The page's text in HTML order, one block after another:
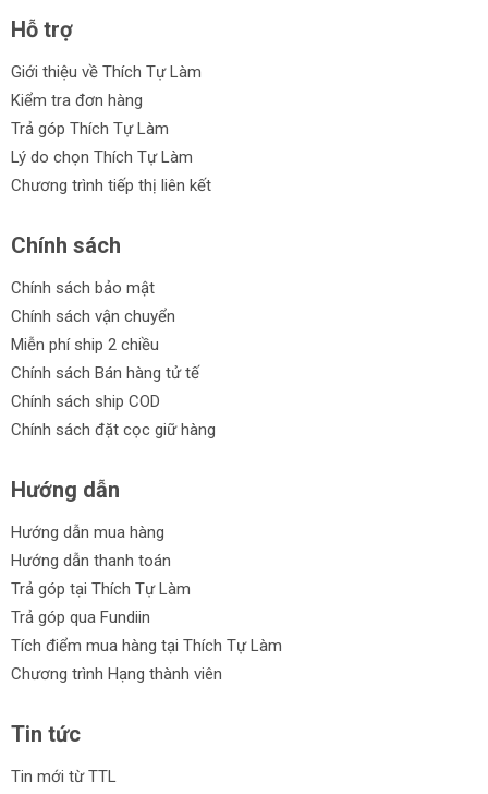
Hỗ trợ
Giới thiệu về Thích Tự Làm
Kiểm tra đơn hàng
Trả góp Thích Tự Làm
Lý do chọn Thích Tự Làm
Chương trình tiếp thị liên kết
Chính sách
Chính sách bảo mật
Chính sách vận chuyển
Miễn phí ship 2 chiều
Chính sách Bán hàng tử tế
Chính sách ship COD
Chính sách đặt cọc giữ hàng
Hướng dẫn
Hướng dẫn mua hàng
Hướng dẫn thanh toán
Trả góp tại Thích Tự Làm
Trả góp qua Fundiin
Tích điểm mua hàng tại Thích Tự Làm
Chương trình Hạng thành viên
Tin tức
Tin mới từ TTL